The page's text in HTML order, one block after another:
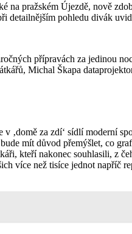
na pražském Újezdě, nově
detailnějším pohledu divák
přípravách za jedinou
Michal Škapa
‚domě za zdí‘ sídlí moderní
mít důvod přemýšlet, co
kteří nakonec souhlasili, z
více než tisíce jednot napříč